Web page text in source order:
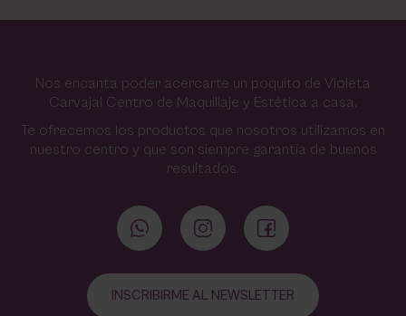
Nos encanta poder acercarte un poquito de Violeta
Carvajal Centro de Maquillaje y Estética a casa.
Te ofrecemos los productos que nosotros utilizamos en
nuestro centro y que son siempre garantía de buenos
resultados.
INSCRIBIRME AL NEWSLETTER